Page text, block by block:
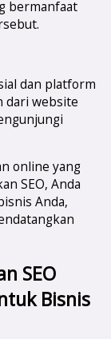
bermanfaat
dan platform
dari website
online yang
SEO, Anda
Anda,
SEO
Bisnis